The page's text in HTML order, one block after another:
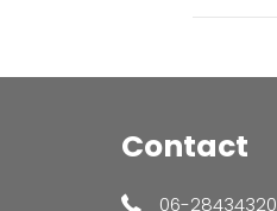
Contact
06-28434320